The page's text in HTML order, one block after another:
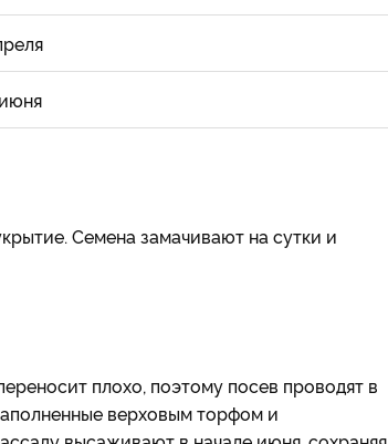
Семена замачивают на сутки и
плохо, поэтому посев проводят в
верховым торфом и